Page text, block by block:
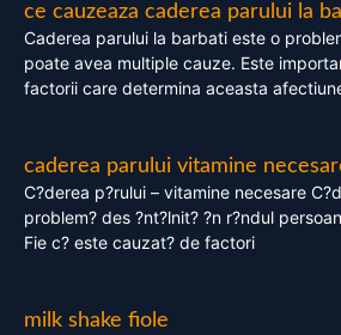
ce cauzeaza caderea parului la
Caderea parului la barbati este o
poate avea multiple cauze. Este
factorii care determina aceasta
caderea parului vitamine
C?derea p?rului – vitamine necesare
problem? des ?nt?lnit? ?n r?ndul
Fie c? este cauzat? de factori
milk shake fiole